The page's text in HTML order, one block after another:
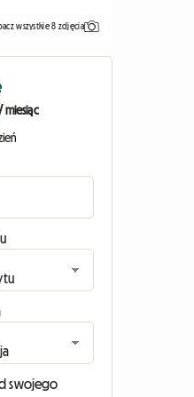
wszystkie 8 zdjęcia
miesiąc
swojego